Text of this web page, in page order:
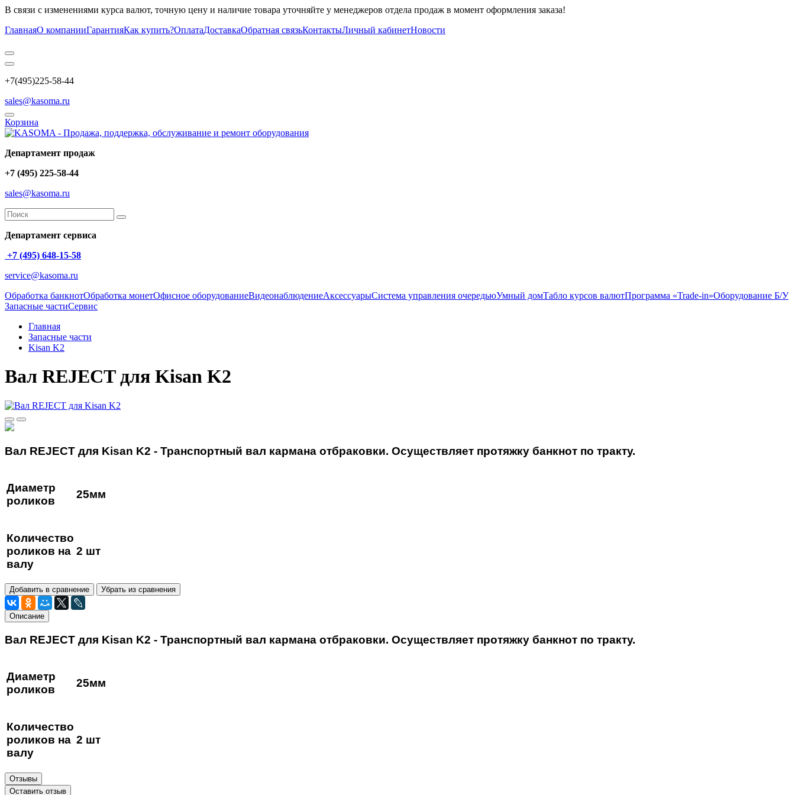
В связи с изменениями курса валют, точную цену и наличие товара уточняйте у менеджеров отдела продаж в момент оформления заказа!
ГлавнаяО компанииГарантияКак купить?ОплатаДоставкаОбратная связьКонтактыЛичный кабинетНовости
+7(495)225-58-44
sales@kasoma.ru
Корзина
Департамент продаж
+7 (495) 225-58-44
sales@kasoma.ru
Департамент сервиса
+7 (495) 648-15-58
service@kasoma.ru
Обработка банкнотОбработка монетОфисное оборудованиеВидеонаблюдениеАксессуарыСистема управления очередьюУмный домТабло курсов валютПрограмма «Trade-in»Оборудование Б/У
Запасные частиСервис
Главная
Запасные части
Kisan K2
Вал REJECT для Kisan K2
Вал REJECT для Kisan K2 - Транспортный вал кармана отбраковки. Осуществляет протяжку банкнот по тракту.
Диаметр
роликов
25мм
Количество
роликов на
валу
2 шт
Добавить в сравнение Убрать из сравнения
Описание
Вал REJECT для Kisan K2 - Транспортный вал кармана отбраковки. Осуществляет протяжку банкнот по тракту.
Диаметр
роликов
25мм
Количество
роликов на
валу
2 шт
Отзывы
Оставить отзыв